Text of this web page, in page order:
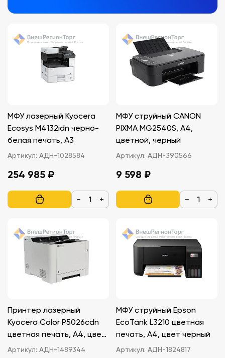
МФУ лазерный Kyocera
Ecosys M4132idn черно-
белая печать, A3
Артикул: АДН-1028584
254 985 ₽
− +
МФУ струйный CANON
PIXMA MG2540S, A4,
цветной, черный
Артикул: АДН-390566
9 598 ₽
− +
Принтер лазерный
Kyocera Color P5026cdn
цветная печать, A4, цвет
белый
Артикул: АДН-1489344
МФУ струйный Epson
EcoTank L3210 цветная
печать, A4, цвет черный
Артикул: АДН-1824817